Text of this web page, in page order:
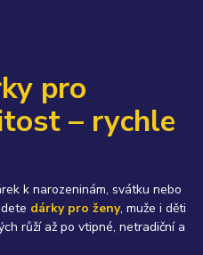
pro
– rychle
k narozeninám, svátku nebo
dárky pro ženy, muže i děti
růží až po vtipné, netradiční a